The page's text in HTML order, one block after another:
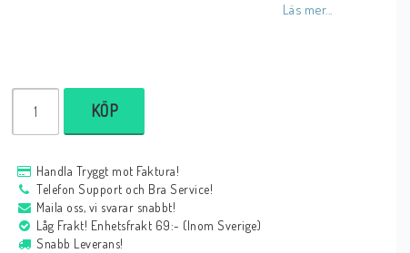
Läs mer...
KÖP
Handla Tryggt mot Faktura!
Telefon Support och Bra Service!
Maila oss, vi svarar snabbt!
Låg Frakt! Enhetsfrakt 69:- (Inom Sverige)
Snabb Leverans!